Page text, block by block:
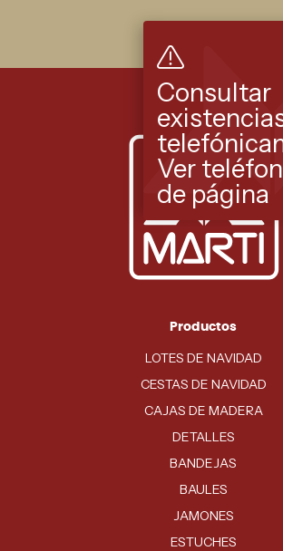
Productos
LOTES DE NAVIDAD
CESTAS DE NAVIDAD
CAJAS DE MADERA
DETALLES
BANDEJAS
BAULES
JAMONES
ESTUCHES
Consultar
Ver
de página